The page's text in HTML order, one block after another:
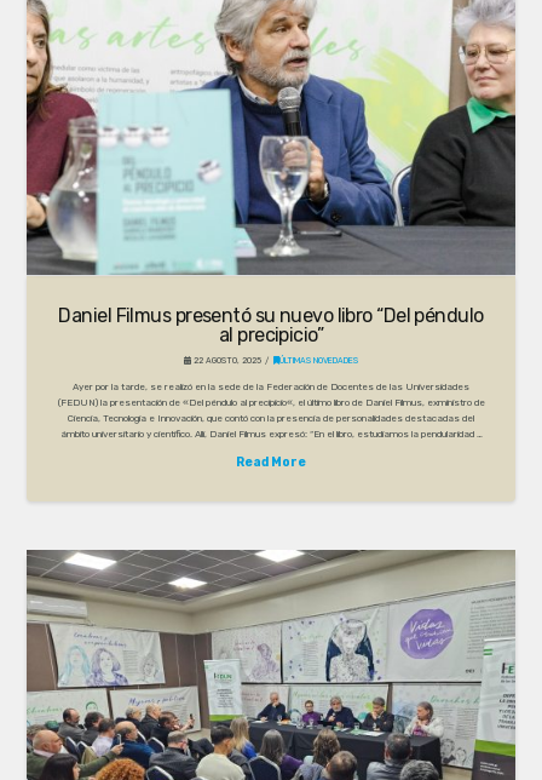
Daniel Filmus presentó su nuevo libro “Del péndulo
al precipicio”
22 AGOSTO, 2025 ÚLTIMAS NOVEDADES
Ayer por la tarde, se realizó en la sede de la Federación de Docentes de las Universidades
(FEDUN) la presentación de «Del péndulo al precipicio«, el último libro de Daniel Filmus, exministro de
Ciencia, Tecnología e Innovación, que contó con la presencia de personalidades destacadas del
ámbito universitario y científico. Allí, Daniel Filmus expresó: “En el libro, estudiamos la pendularidad …
Read More